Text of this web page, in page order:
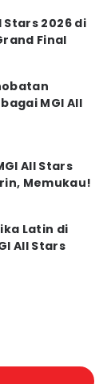
Stars 2026 di
Final
MGI All
All Stars
Memukau!
Latin di
All Stars